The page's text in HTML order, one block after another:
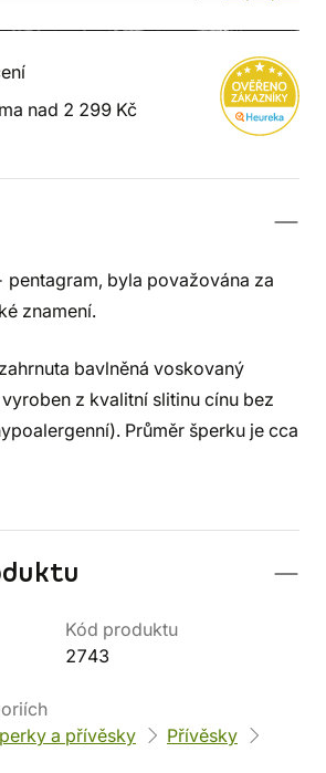
nad 2 299 Kč
pentagram, byla považována za
znamení.
bavlněná voskovaný
z kvalitní slitinu cínu bez
Průměr šperku je cca
Kód produktu
2743
a přívěsky
Přívěsky